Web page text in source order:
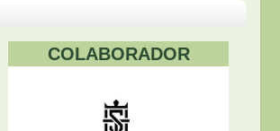
COLABORADOR